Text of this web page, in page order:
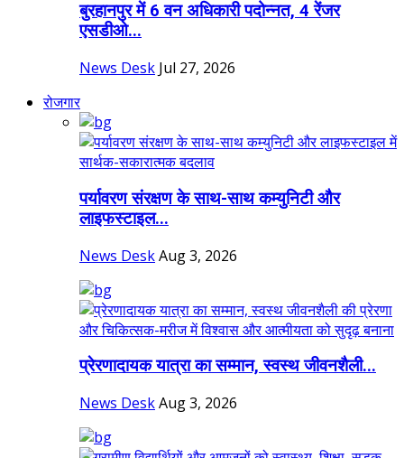
बुरहानपुर में 6 वन अधिकारी पदोन्नत, 4 रेंजर
एसडीओ...
News Desk Jul 27, 2026
रोजगार
पर्यावरण संरक्षण के साथ-साथ कम्युनिटी और
लाइफस्टाइल...
News DeskAug 3, 2026
प्रेरणादायक यात्रा का सम्मान, स्वस्थ जीवनशैली...
News DeskAug 3, 2026